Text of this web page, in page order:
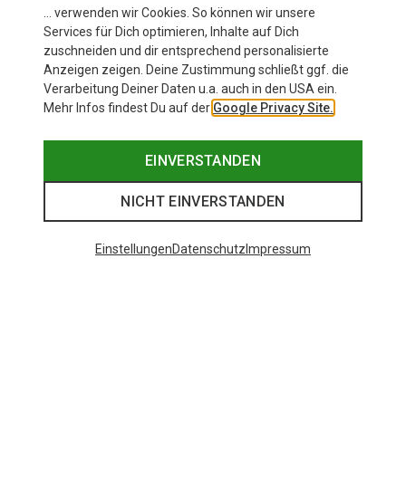
Kinder Ski Wool Socken
31|32|33
34|35|36
Reusch
39,95 €
… verwenden wir Cookies. So können wir unsere
Services für Dich optimieren, Inhalte auf Dich
zuschneiden und dir entsprechend personalisierte
Anzeigen zeigen. Deine Zustimmung schließt ggf. die
Verarbeitung Deiner Daten u.a. auch in den USA ein.
Mehr Infos findest Du auf der Google Privacy Site.
EINVERSTANDEN
NICHT EINVERSTANDEN
EinstellungenDatenschutz Impressum